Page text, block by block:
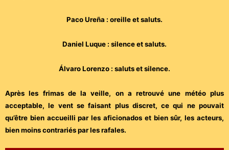
Paco Ureña : oreille et saluts.
Daniel Luque : silence et saluts.
Álvaro Lorenzo : saluts et silence.
Après les frimas de la veille, on a retrouvé une météo plus
acceptable, le vent se faisant plus discret, ce qui ne pouvait
qu’être bien accueilli par les aficionados et bien sûr, les acteurs,
bien moins contrariés par les rafales.